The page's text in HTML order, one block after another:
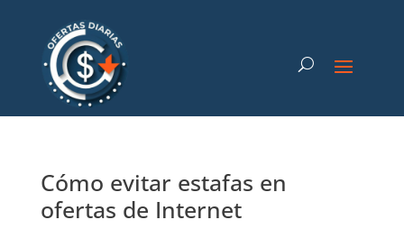
Cómo evitar estafas en
ofertas de Internet